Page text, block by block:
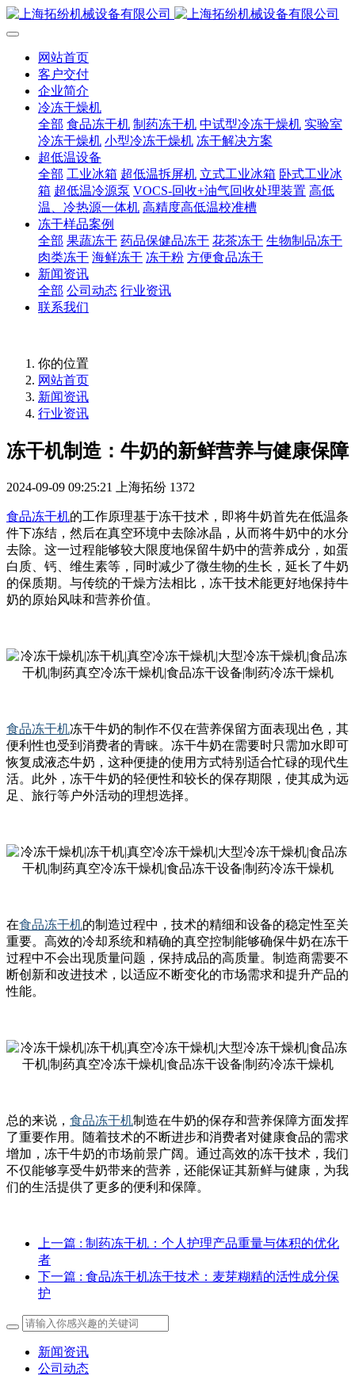
网站首页
客户交付
企业简介
冷冻干燥机
全部 食品冻干机 制药冻干机 中试型冷冻干燥机 实验室
冷冻干燥机 小型冷冻干燥机 冻干解决方案
超低温设备
全部 工业冰箱 超低温拆屏机 立式工业冰箱 卧式工业冰
箱 超低温冷源泵 VOCS-回收+油气回收处理装置 高低
温、冷热源一体机 高精度高低温校准槽
冻干样品案例
全部 果蔬冻干 药品保健品冻干 花茶冻干 生物制品冻干
肉类冻干 海鲜冻干 冻干粉 方便食品冻干
新闻资讯
全部 公司动态 行业资讯
联系我们
你的位置
网站首页
新闻资讯
行业资讯
冻干机制造：牛奶的新鲜营养与健康保障
2024-09-09 09:25:21 上海拓纷 1372
食品冻干机的工作原理基于冻干技术，即将牛奶首先在低温条
件下冻结，然后在真空环境中去除冰晶，从而将牛奶中的水分
去除。这一过程能够较大限度地保留牛奶中的营养成分，如蛋
白质、钙、维生素等，同时减少了微生物的生长，延长了牛奶
的保质期。与传统的干燥方法相比，冻干技术能更好地保持牛
奶的原始风味和营养价值。
食品冻干机冻干牛奶的制作不仅在营养保留方面表现出色，其
便利性也受到消费者的青睐。冻干牛奶在需要时只需加水即可
恢复成液态牛奶，这种便捷的使用方式特别适合忙碌的现代生
活。此外，冻干牛奶的轻便性和较长的保存期限，使其成为远
足、旅行等户外活动的理想选择。
在食品冻干机的制造过程中，技术的精细和设备的稳定性至关
重要。高效的冷却系统和精确的真空控制能够确保牛奶在冻干
过程中不会出现质量问题，保持成品的高质量。制造商需要不
断创新和改进技术，以适应不断变化的市场需求和提升产品的
性能。
总的来说， 食品冻干机制造在牛奶的保存和营养保障方面发挥
了重要作用。随着技术的不断进步和消费者对健康食品的需求
增加，冻干牛奶的市场前景广阔。通过高效的冻干技术，我们
不仅能够享受牛奶带来的营养，还能保证其新鲜与健康，为我
们的生活提供了更多的便利和保障。
上一篇 : 制药冻干机：个人护理产品重量与体积的优化
者
下一篇 : 食品冻干机冻干技术：麦芽糊精的活性成分保
护
新闻资讯
公司动态